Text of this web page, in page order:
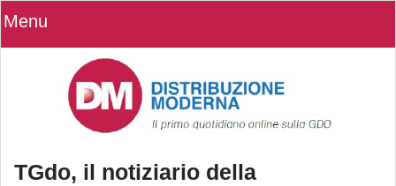
Menu
TGdo, il notiziario della